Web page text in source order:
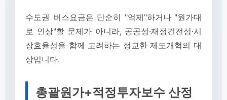
수도권 버스요금은 단순히 "억제"하거나 "원가대
로 인상"할 문제가 아니라, 공공성·재정건전성·시
장효율성을 함께 고려하는 정교한 제도개혁의 대
상입니다.
총괄원가+적정투자보수 산정